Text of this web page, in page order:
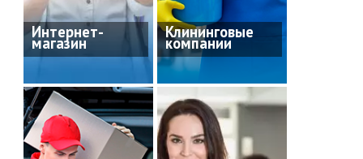
Интернет-
магазин
Клининговые
компании